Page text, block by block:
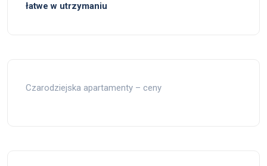
łatwe w utrzymaniu
Czarodziejska apartamenty – ceny